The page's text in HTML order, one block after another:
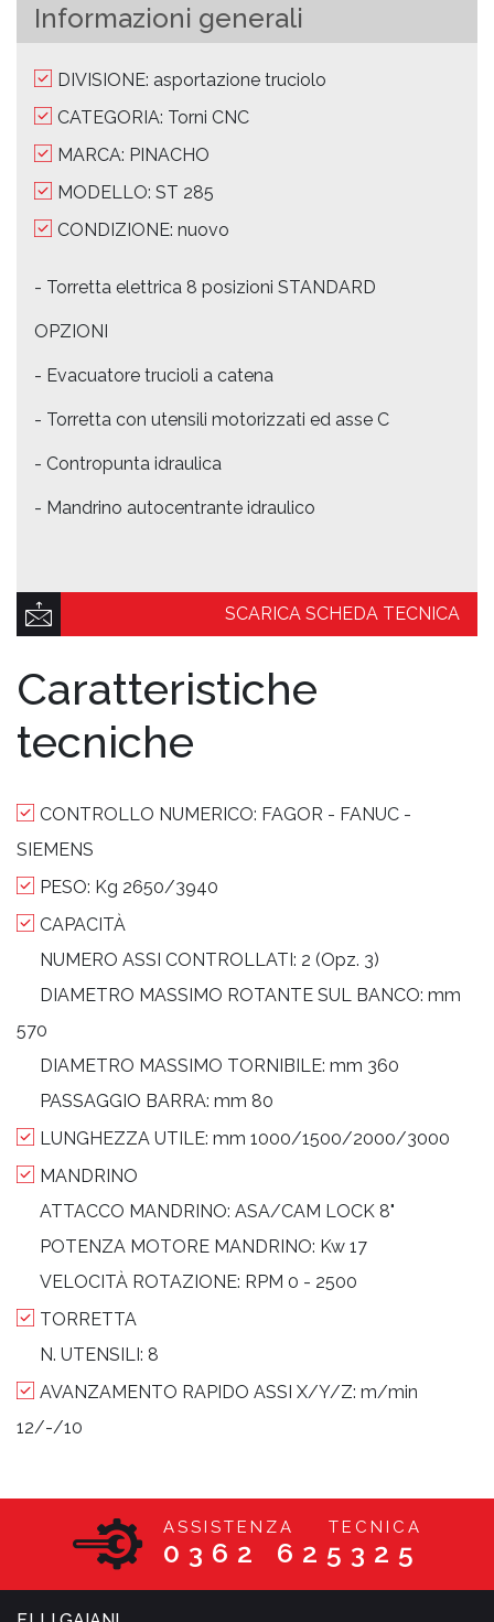
Informazioni generali
DIVISIONE: asportazione truciolo
CATEGORIA: Torni CNC
MARCA: PINACHO
MODELLO: ST 285
CONDIZIONE: nuovo
- Torretta elettrica 8 posizioni STANDARD
OPZIONI
- Evacuatore trucioli a catena
- Torretta con utensili motorizzati ed asse C
- Contropunta idraulica
- Mandrino autocentrante idraulico
SCARICA SCHEDA TECNICA
Caratteristiche
tecniche
CONTROLLO NUMERICO: FAGOR - FANUC -
SIEMENS
PESO: Kg 2650/3940
CAPACITÀ
NUMERO ASSI CONTROLLATI: 2 (Opz. 3)
DIAMETRO MASSIMO ROTANTE SUL BANCO: mm
570
DIAMETRO MASSIMO TORNIBILE: mm 360
PASSAGGIO BARRA: mm 80
LUNGHEZZA UTILE: mm 1000/1500/2000/3000
MANDRINO
ATTACCO MANDRINO: ASA/CAM LOCK 8"
POTENZA MOTORE MANDRINO: Kw 17
VELOCITÀ ROTAZIONE: RPM 0 - 2500
TORRETTA
N. UTENSILI: 8
AVANZAMENTO RAPIDO ASSI X/Y/Z: m/min
12/-/10
ASSISTENZA TECNICA
0362 625325